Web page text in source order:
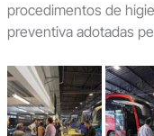
procedimentos de
preventiva adotadas